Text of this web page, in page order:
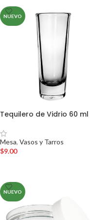
NUEVO
Tequilero de Vidrio 60 ml
Mesa, Vasos y Tarros
$9.00
NUEVO